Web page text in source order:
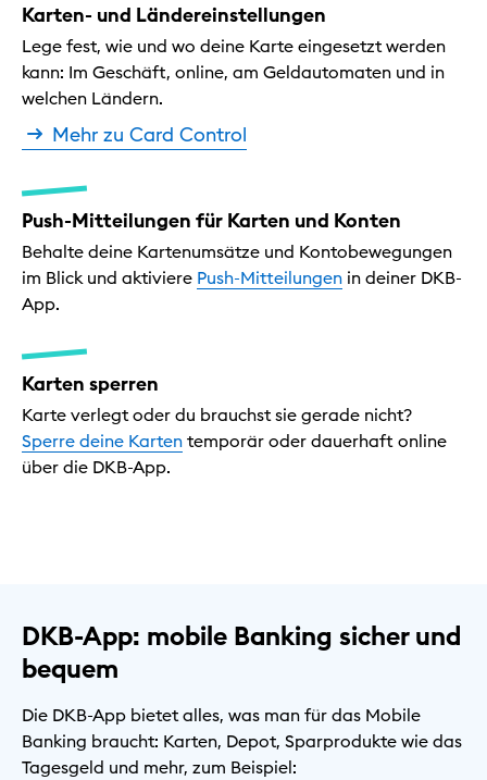
Karten- und Ländereinstellungen
Lege fest, wie und wo deine Karte eingesetzt werden
kann: Im Geschäft, online, am Geldautomaten und in
welchen Ländern.
Mehr zu Card Control
Push-Mitteilungen für Karten und Konten
Behalte deine Kartenumsätze und Kontobewegungen
im Blick und aktiviere Push-Mitteilungen in deiner DKB-
App.
Karten sperren
Karte verlegt oder du brauchst sie gerade nicht?
Sperre deine Karten temporär oder dauerhaft online
über die DKB-App.
DKB-App: mobile Banking sicher und
bequem
Die DKB-App bietet alles, was man für das Mobile
Banking braucht: Karten, Depot, Sparprodukte wie das
Tagesgeld und mehr, zum Beispiel: